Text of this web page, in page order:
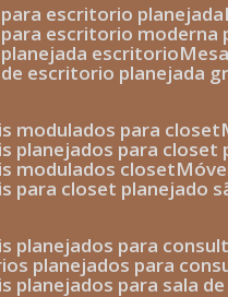
para escritorio planejada
para escritorio moderna
planejada escritorio
de escritorio planejada
modulados para closet
planejados para closet
modulados closet
para closet planejado
planejados para
planejados para
planejados para sala